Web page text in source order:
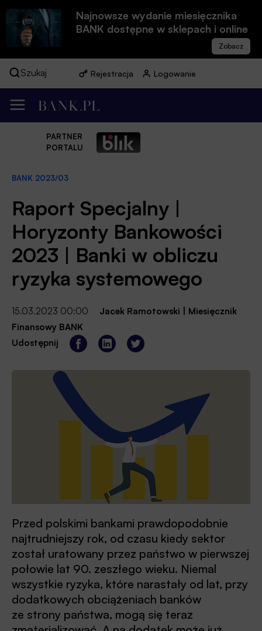
Najnowsze wydanie miesięcznika
BANK dostępne w sklepach i online
Szukaj Rejestracja Logowanie
PARTNER
PORTALU
BANK 2023/03
Raport Specjalny |
Horyzonty Bankowości
2023 | Banki w obliczu
ryzyka systemowego
15.03.2023 00:00 Jacek Ramotowski
Miesięcznik
Finansowy BANK
Udostępnij
Przed polskimi bankami prawdopodobnie
najtrudniejszy rok, od czasu kiedy sektor
został uratowany przez państwo w pierwszej
połowie lat 90. zeszłego wieku. Niemal
wszystkie ryzyka, które narastały od lat, przy
dodatkowych obciążeniach banków
ze strony państwa, mogą się teraz